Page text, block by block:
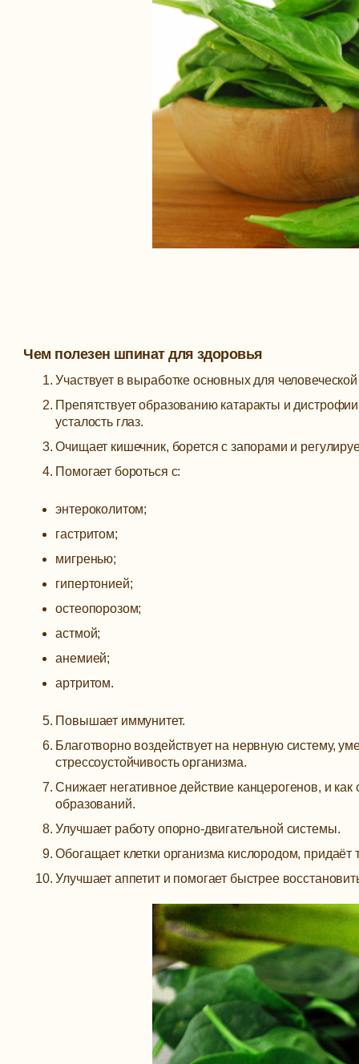
Чем полезен шпинат для здоровья
Участвует в выработке основных для
Препятствует образованию катаракты и
усталость глаз.
Очищает кишечник, борется с запорами и
Помогает бороться с:
энтероколитом;
гастритом;
мигренью;
гипертонией;
остеопорозом;
астмой;
анемией;
артритом.
Повышает иммунитет.
Благотворно воздействует на нервную систему,
стрессоустойчивость организма.
Снижает негативное действие канцерогенов, и
образований.
Улучшает работу опорно-двигательной системы.
Обогащает клетки организма кислородом, придаёт
Улучшает аппетит и помогает быстрее